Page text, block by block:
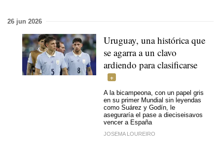
26 jun 2026
Uruguay, una histórica que
se agarra a un clavo
ardiendo para clasificarse
A la bicampeona, con un papel gris
en su primer Mundial sin leyendas
como Suárez y Godín, le
aseguraría el pase a dieciseisavos
vencer a España
JOSEMA LOUREIRO